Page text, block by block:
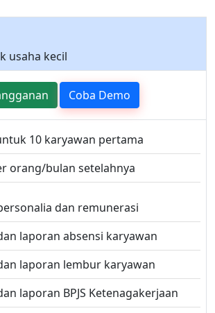
usaha kecil
Coba Demo
10 karyawan pertama
orang/bulan setelahnya
dan remunerasi
laporan absensi karyawan
laporan lembur karyawan
laporan BPJS Ketenagakerjaan